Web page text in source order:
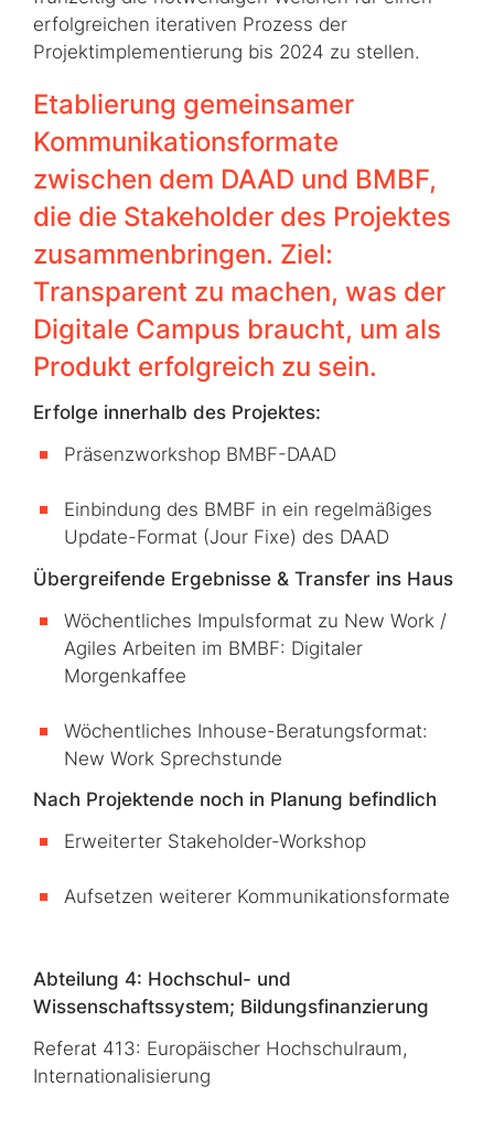
erfolgreichen iterativen Prozess der
Projektimplementierung bis 2024 zu stellen.
Etablierung gemeinsamer
Kommunikationsformate
zwischen dem DAAD und BMBF,
die die Stakeholder des Projektes
zusammenbringen. Ziel:
Transparent zu machen, was der
Digitale Campus braucht, um als
Produkt erfolgreich zu sein.
Erfolge innerhalb des Projektes:
Präsenzworkshop BMBF-DAAD
Einbindung des BMBF in ein regelmäßiges
Update-Format (Jour Fixe) des DAAD
Übergreifende Ergebnisse & Transfer ins Haus
Wöchentliches Impulsformat zu New Work /
Agiles Arbeiten im BMBF: Digitaler
Morgenkaffee
Wöchentliches Inhouse-Beratungsformat:
New Work Sprechstunde
Nach Projektende noch in Planung befindlich
Erweiterter Stakeholder-Workshop
Aufsetzen weiterer Kommunikationsformate
Abteilung 4: Hochschul- und
Wissenschaftssystem; Bildungsfinanzierung
Referat 413: Europäischer Hochschulraum,
Internationalisierung